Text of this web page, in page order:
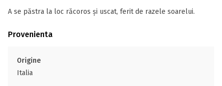
A se păstra la loc răcoros și uscat, ferit de razele soarelui.
Provenienta
Origine
Italia